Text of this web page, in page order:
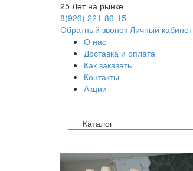
25 Лет на рынке
8(926) 221-86-15
Обратный звонок Личный кабинет
О нас
Доставка и оплата
Как заказать
Контакты
Акции
Каталог